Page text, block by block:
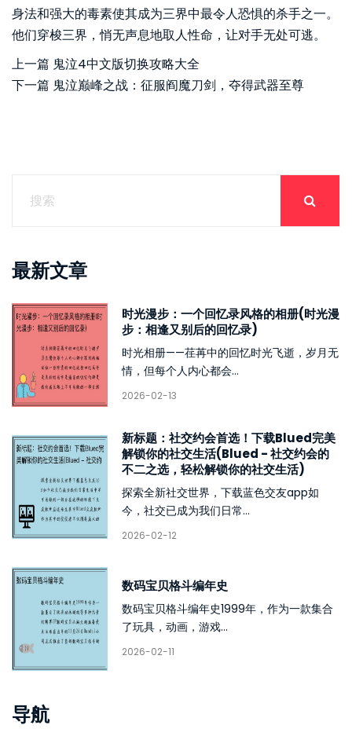
身法和强大的毒素使其成为三界中最令人恐惧的杀手之一。
他们穿梭三界，悄无声息地取人性命，让对手无处可逃。
上一篇 鬼泣4中文版切换攻略大全
下一篇 鬼泣巅峰之战：征服阎魔刀剑，夺得武器至尊
最新文章
时光漫步：一个回忆录风格的相册(时光漫
步：相逢又别后的回忆录)
时光相册——荏苒中的回忆时光飞逝，岁月无
情，但每个人内心都会...
2026-02-13
新标题：社交约会首选！下载Blued完美
解锁你的社交生活(Blued - 社交约会的
不二之选，轻松解锁你的社交生活)
探索全新社交世界，下载蓝色交友app如
今，社交已成为我们日常...
2026-02-12
数码宝贝格斗编年史
数码宝贝格斗编年史1999年，作为一款集合
了玩具，动画，游戏...
2026-02-11
导航